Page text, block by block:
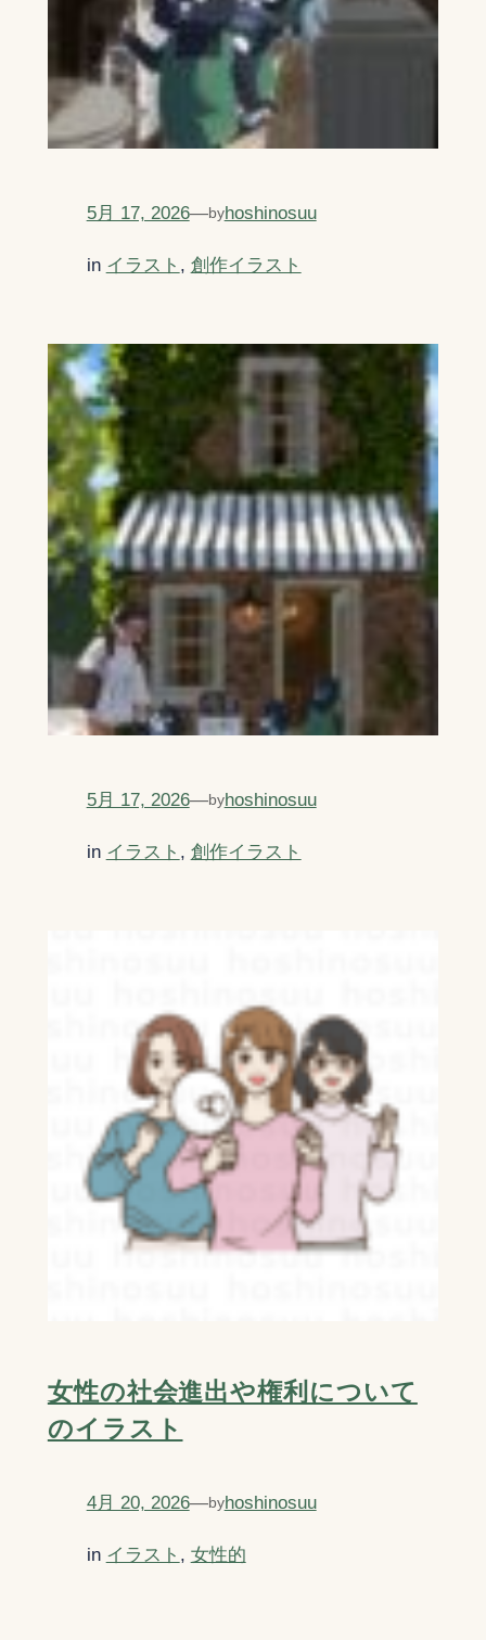
5月 17, 2026—byhoshinosuu
in イラスト , 創作イラスト
5月 17, 2026—byhoshinosuu
in イラスト , 創作イラスト
女性の社会進出や権利について
のイラスト
4月 20, 2026—byhoshinosuu
in イラスト , 女性的